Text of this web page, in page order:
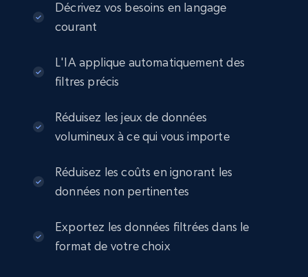
2.5K+
URL, Product id, Title, Seller name, Seller rating,
Seller reviews, Breadcrumbs, Root category, and
eCommerce
2.5K+ 359+ Buy Now
Décrivez vos besoins en langage
courant
L'IA applique automatiquement des
filtres précis
Réduisez les jeux de données
volumineux à ce qui vous importe
Réduisez les coûts en ignorant les
données non pertinentes
Exportez les données filtrées dans le
format de votre choix